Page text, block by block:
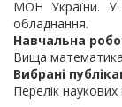
МОН України. У
обладнання.
Навчальна
Вища
Вибрані
Перелік наукових